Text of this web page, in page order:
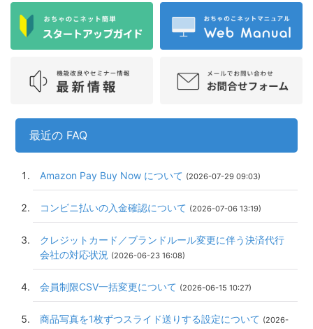
最近の FAQ
Amazon Pay Buy Now について (2026-07-29 09:03)
コンビニ払いの入金確認について (2026-07-06 13:19)
クレジットカード／ブランドルール変更に伴う決済代行
会社の対応状況 (2026-06-23 16:08)
会員制限CSV一括変更について (2026-06-15 10:27)
商品写真を1枚ずつスライド送りする設定について (2026-